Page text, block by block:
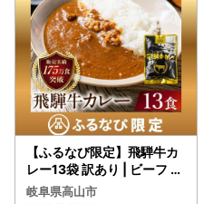
【ふるなび限定】飛騨牛カ
レー13袋 訳あり | ビーフ レ
トルト 訳あり DC006-CP
岐阜県高山市